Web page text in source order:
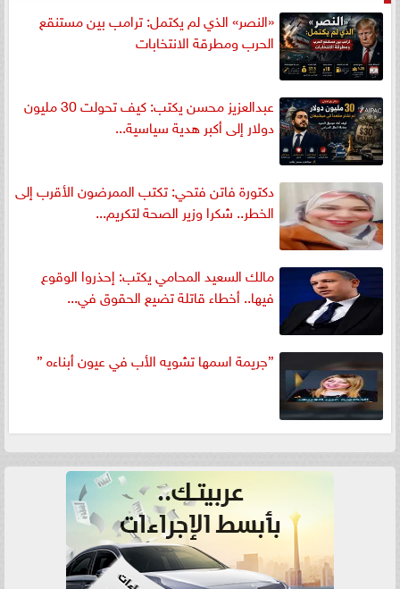
«النصر» الذي لم يكتمل: ترامب بين مستنقع
الحرب ومطرقة الانتخابات
عبدالعزيز محسن يكتب: كيف تحولت 30 مليون
دولار إلى أكبر هدية سياسية...
دكتورة فاتن فتحي: تكتب الممرضون الأقرب إلى
الخطر.. شكرا وزير الصحة لتكريم...
مالك السعيد المحامي يكتب: إحذروا الوقوع
فيها.. أخطاء قاتلة تضيع الحقوق في...
”جريمة اسمها تشويه الأب في عيون أبناءه ”